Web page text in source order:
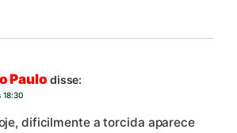
Paulo disse:
18:30
dificilmente a torcida aparece